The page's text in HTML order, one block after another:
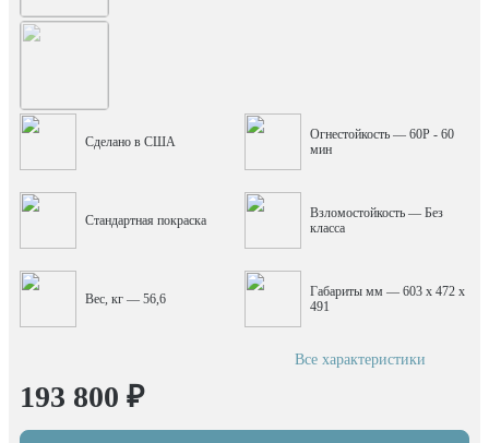
Сделано в США
Огнестойкость — 60P - 60
мин
Стандартная покраска
Взломостойкость — Без
класса
Вес, кг — 56,6
Габариты мм — 603 x 472 x
491
Все характеристики
193 800 ₽